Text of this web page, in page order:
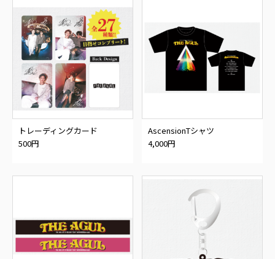
トレーディングカード
500円
AscensionTシャツ
4,000円